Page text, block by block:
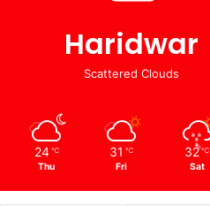
Haridwar
Scattered Clouds
24 ℃
Thu
31 ℃
Fri
32 ℃
Sat